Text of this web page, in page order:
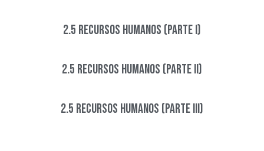
2.5 Recursos Humanos (Parte I)
2.5 Recursos Humanos (Parte II)
2.5 Recursos Humanos (Parte III)​